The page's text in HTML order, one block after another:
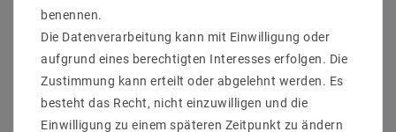
benennen.
Die Datenverarbeitung kann mit Einwilligung oder
aufgrund eines berechtigten Interesses erfolgen. Die
Zustimmung kann erteilt oder abgelehnt werden. Es
besteht das Recht, nicht einzuwilligen und die
Einwilligung zu einem späteren Zeitpunkt zu ändern